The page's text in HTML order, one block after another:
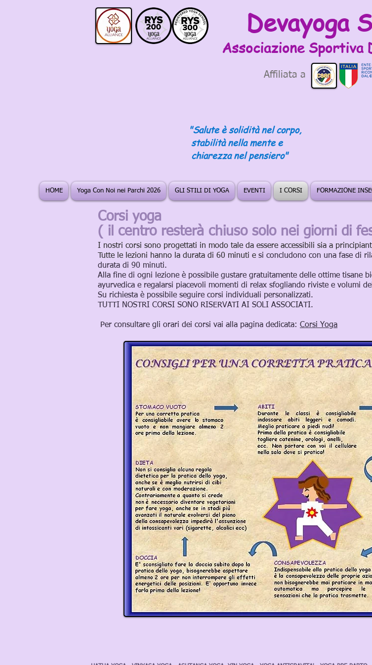
Devayoga
Associazione Sportiva
Affiliata a
"Salute è solidità nel corpo,
stabilità nella mente e
chiarezza nel pensiero"
HOME Yoga Con Noi nei Parchi 2026 GLI STILI DI YOGA EVENTI I CORSI FORMAZIONE
Corsi yoga
( il centro resterà chiuso solo nei giorni di
I nostri corsi sono progettati in modo tale da essere accessibili sia a
Tutte le lezioni hanno la durata di 60 minuti e si concludono con una fase di
durata di 90 minuti.
Alla fine di ogni lezione è possibile gustare gratuitamente delle ottime tisane
ayurvedica e regalarsi piacevoli momenti di relax sfogliando riviste e volumi
Su richiesta è possibile seguire corsi individuali personalizzati.
TUTTI NOSTRI CORSI SONO RISERVATI AI SOLI ASSOCIATI.
Per consultare gli orari dei corsi vai alla pagina dedicata: Corsi Yoga Di